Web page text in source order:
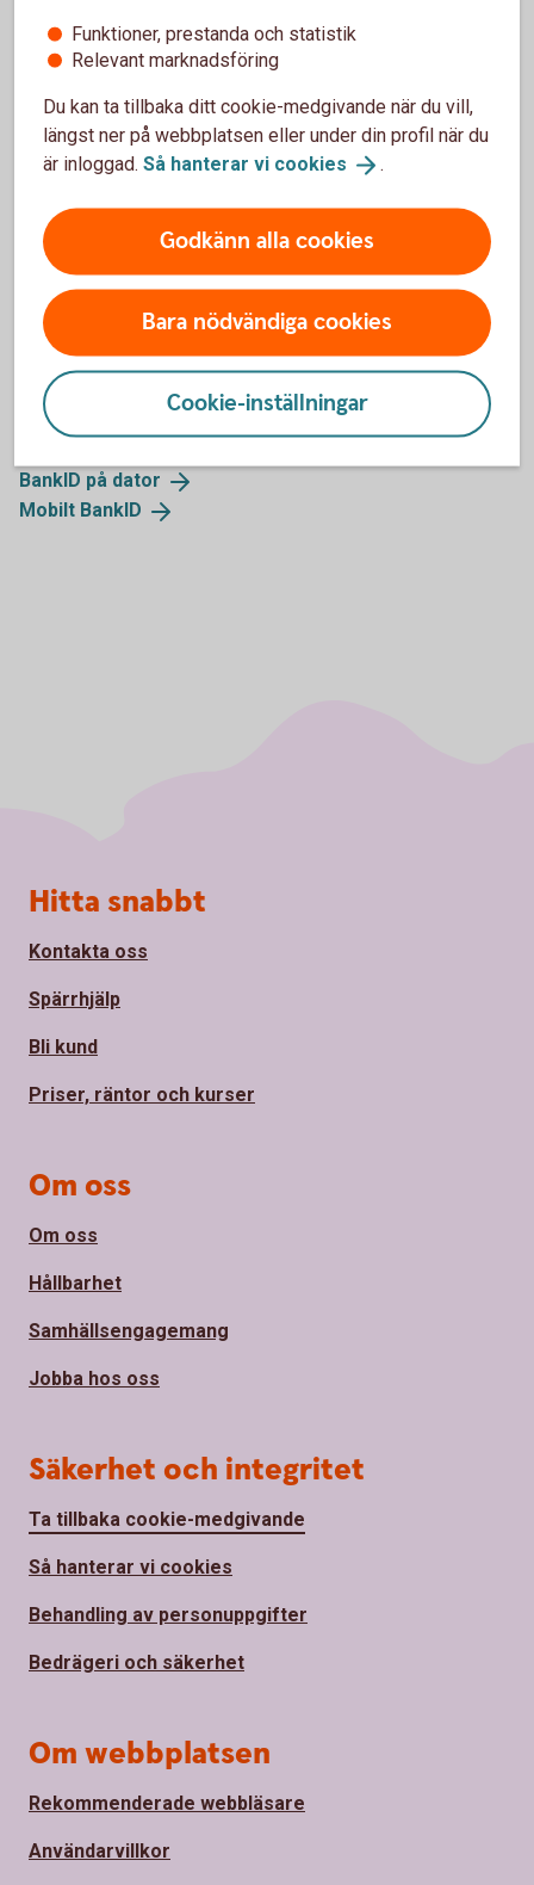
Vi har värdepapperstjänster för olika behov.
Vilken passar dig?
Värdepapperstjänst Bas
Värdepapperstjänst ISK
Värdepapperstjänst Kapitalspar depå
Aktiemäklare och Covered Call
Våravärdepapperstjänster
Mer information
BankID på dator
Mobilt BankID
Funktioner, prestanda och statistik
Relevant marknadsföring
Du kan ta tillbaka ditt cookie-medgivande när du vill,
längst ner på webbplatsen eller under din profil när du
är inloggad. Så hanterar vi cookies .
Godkänn alla cookies
Bara nödvändiga cookies
Cookie-inställningar
Sidfot
Hitta snabbt
Kontakta oss
Spärrhjälp
Bli kund
Priser, räntor och kurser
Om oss
Om oss
Hållbarhet
Samhällsengagemang
Jobba hos oss
Säkerhet och integritet
Ta tillbaka cookie-medgivande
Så hanterar vi cookies
Behandling av personuppgifter
Bedrägeri och säkerhet
Om webbplatsen
Rekommenderade webbläsare
Användarvillkor